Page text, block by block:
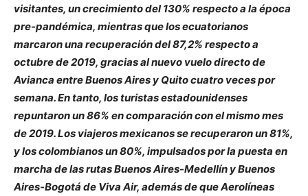
visitantes, un crecimiento del 130% respecto a la época
pre-pandémica, mientras que los ecuatorianos
marcaron una recuperación del 87,2% respecto a
octubre de 2019, gracias al nuevo vuelo directo de
Avianca entre Buenos Aires y Quito cuatro veces por
semana. En tanto, los turistas estadounidenses
repuntaron un 86% en comparación con el mismo mes
de 2019. Los viajeros mexicanos se recuperaron un 81%,
y los colombianos un 80%, impulsados por la puesta en
marcha de las rutas Buenos Aires-Medellín y Buenos
Aires-Bogotá de Viva Air, además de que Aerolíneas